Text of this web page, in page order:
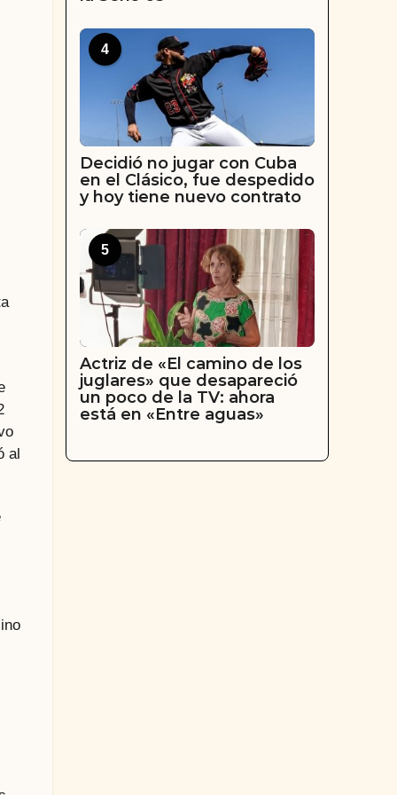
al
4
Decidió no jugar con Cuba
en el Clásico, fue despedido
y hoy tiene nuevo contrato
5
Actriz de «El camino de los
juglares» que desapareció
un poco de la TV: ahora
está en «Entre aguas»